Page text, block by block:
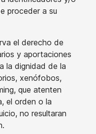
proceder a su
el derecho de
y aportaciones
la dignidad de la
xenófobos,
que atenten
el orden o la
no resultaran